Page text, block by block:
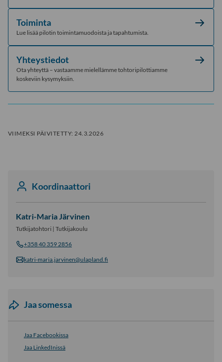
Toiminta
Lue lisää pilotin toimintamuodoista ja tapahtumista.
Yhteystiedot
Ota yhteyttä – vastaamme mielellämme tohtoripilottiamme
koskeviin kysymyksiin.
VIIMEKSI PÄIVITETTY:24.3.2026
Koordinaattori
Katri-Maria Järvinen
Tutkijatohtori | Tutkijakoulu
+358 40 359 2856
katri-maria.jarvinen@ulapland.fi
Jaa somessa
Jaa Facebookissa
Jaa LinkedInissä